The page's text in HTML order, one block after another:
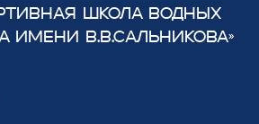
ШКОЛА ВОДНЫХ
ИМЕНИ В.В.САЛЬНИКОВА»